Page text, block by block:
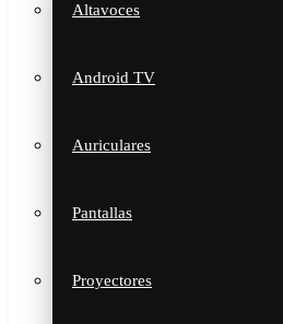
Altavoces
Android TV
Auriculares
Pantallas
Proyectores